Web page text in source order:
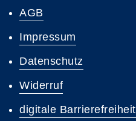
AGB
Impressum
Datenschutz
Widerruf
digitale Barrierefreiheit